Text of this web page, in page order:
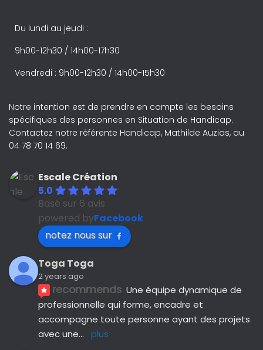
Du lundi au jeudi :
9h00-12h30 / 14h00-17h30
Vendredi : 9h00-12h30 / 14h00-15h30
Notre intention est de prendre en compte les besoins
spécifiques des personnes en Situation de Handicap.
Contactez notre référente Handicap, Mathilde Auzias, au
04 78 70 14 69.
Escale Création
5.0
Basé sur 6 avis
powered byFacebook
notez nous sur
Toga Toga
2 years ago
recommends Une équipe dynamique de
professionnelle qui forme, encadre et
accompagne toute personne ayant des projets
avec une... plus